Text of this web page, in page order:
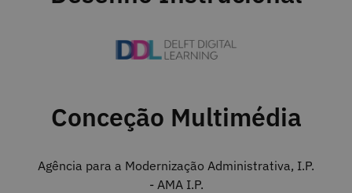
Conceção Multimédia
Agência para a Modernização Administrativa, I.P.
- AMA I.P.